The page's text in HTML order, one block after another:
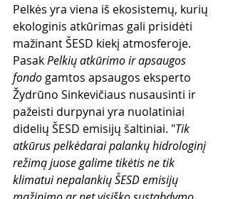
Pelkės yra viena iš ekosistemų, kurių
ekologinis atkūrimas gali prisidėti
mažinant ŠESD kiekį atmosferoje.
Pasak Pelkių atkūrimo ir apsaugos
fondo gamtos apsaugos eksperto
Žydrūno Sinkevičiaus nusausinti ir
pažeisti durpynai yra nuolatiniai
didelių ŠESD emisijų šaltiniai. "Tik
atkūrus pelkėdarai palankų hidrologinį
režimą juose galime tikėtis ne tik
klimatui nepalankių ŠESD emisijų